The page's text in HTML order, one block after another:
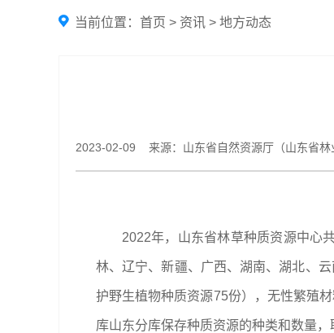
当前位置： 首页 > 资讯 > 地方动态
2023-02-09 来源：​山东省自然资源厅（​山东省林
2022年，山东省林草种质资源中心
林、辽宁、新疆、广西、湖南、湖北、
护野生植物种质资源75份），无性繁殖
库山东分库保存种质资源的种类和数量，